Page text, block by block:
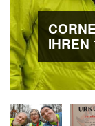
IHREN